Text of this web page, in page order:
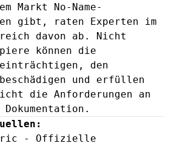
Markt No-Name-
gibt, raten Experten im
davon ab. Nicht
können die
den
und erfüllen
die Anforderungen an
- Offizielle